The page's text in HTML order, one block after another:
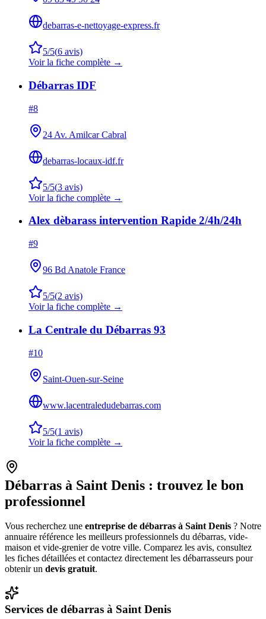
debarras-e-nettoyage-express.fr
5/5(6 avis)
Voir la fiche complète →
Débarras IDF
#8
24 Av. Amilcar Cabral
debarras-locaux-idf.fr
5/5(3 avis)
Voir la fiche complète →
Alex dèbarass intervention Rapide 2/4h/24h
#9
96 Bd Anatole France
5/5(2 avis)
Voir la fiche complète →
La Centrale du Débarras 93
#10
Saint-Ouen-sur-Seine
www.lacentraledudebarras.com
5/5(1 avis)
Voir la fiche complète →
Débarras à Saint Denis : trouvez le bon
professionnel
Vous recherchez une entreprise de débarras à Saint Denis ? Notre
annuaire référence les meilleurs professionnels du débarras, vide-
maison et vide-grenier de votre ville. Comparez les avis, consultez
les fiches détaillées et contactez directement les débarrasseurs pour
obtenir un devis gratuit.
Services de débarras à Saint Denis